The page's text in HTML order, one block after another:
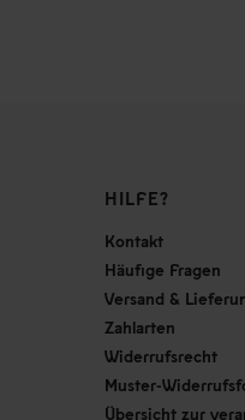
HILFE?
Kontakt
Häufige Fragen
Versand &
Zahlarten
Widerrufsrecht
Muster-
Übersicht zur